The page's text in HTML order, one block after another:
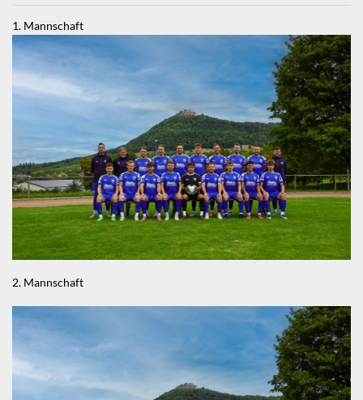
1. Mannschaft
2. Mannschaft